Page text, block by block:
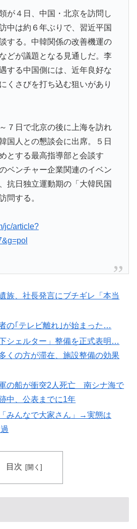
騒ぎ
優勝するんだ」日本代表、W杯ポッ
大会で出場枠「64」なら追い風
ット1争いに熱視線！【海外の反
術をやり遂げる日本の医療チーム、
賛
」日本が買収したUSスチール驚異
大喜び
士の家系だけど世界のみんなは先祖
有力紙も大韓サッカー協会前代未聞
術をやり遂げる日本の医療チーム、
国でしか愛されてないものってあ
本を読まない。好きなアニメはドラ
の反応】
仕事が終わったらやっとうんこが食
なやつが実在する事実
すべきか…1万年ぶり史上最大級の
くんじゃなかった…」 日本を知っ
ウェート戦で行った審判買収が本当
見る日本の土木技術の完全勝利をご
はすごいわ」「こういうのを見る
が４日、中国・北京を訪問し
中は約６年ぶりで、習近平国
する。中韓関係の改善機運の
どが議題となる見通しだ。李
する中国側には、近年良好な
くさびを打ち込む狙いがあり
７日で北京の後に上海を訪れ
国人との懇談会に出席。５日
とする最高指導部と会談す
ベンチャー企業関連のイベン
抗日独立運動期の「大韓民国
問する。
jc/article?
族、社長発言にブチギレ「本当
の｢テレビ離れ｣が始まった…
シェルター」整備を正式表明…
くの方が滞在、施設整備の効果
の船が衝突2人死亡 南シナ海で
中、公表までに1年
みんなで大家さん」→実態は
目次